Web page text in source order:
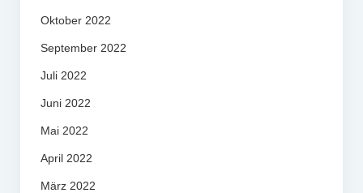
Oktober 2022
September 2022
Juli 2022
Juni 2022
Mai 2022
April 2022
März 2022